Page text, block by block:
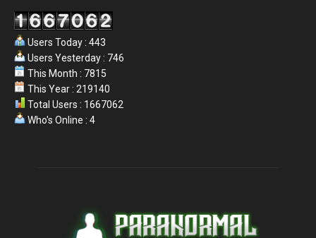
Users Today : 443
Users Yesterday : 746
This Month : 7815
This Year : 219140
Total Users : 1667062
Who's Online : 4